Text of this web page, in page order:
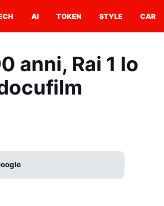
AI TOKEN STYLE CAR
anni, Rai 1 lo